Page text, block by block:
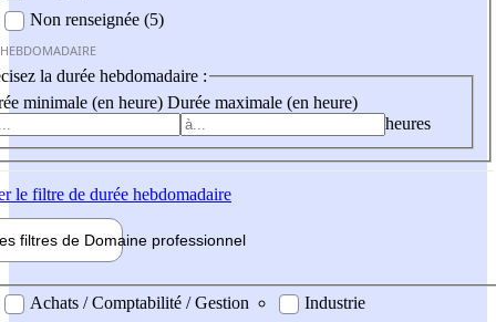
Non renseignée (5)
la durée hebdomadaire :
minimale (en heure) Durée maximale (en heure)
heures
le filtre de durée hebdomadaire
filtres de Domaine professionnel
professionel
Achats / Comptabilité / Gestion
Industrie